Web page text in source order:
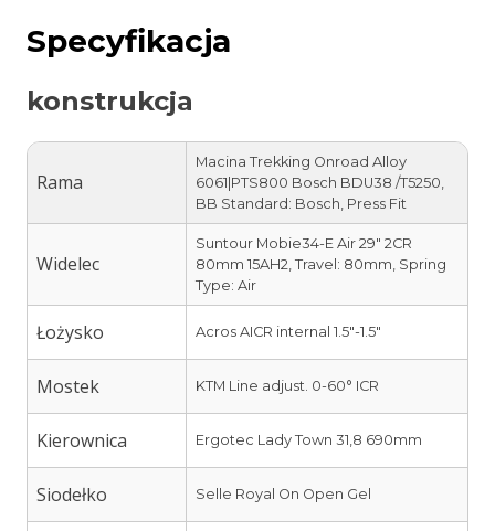
Specyfikacja
konstrukcja
Rama
Macina Trekking Onroad Alloy
6061|PTS800 Bosch BDU38 /T5250,
BB Standard: Bosch, Press Fit
Widelec
Suntour Mobie34-E Air 29″ 2CR
80mm 15AH2, Travel: 80mm, Spring
Type: Air
Łożysko Acros AICR internal 1.5″-1.5″
Mostek KTM Line adjust. 0-60° ICR
Kierownica Ergotec Lady Town 31,8 690mm
Siodełko Selle Royal On Open Gel